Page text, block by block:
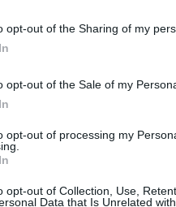
opt-out of the Sharing of my
opt-out of the Sale of my
opt-out of processing my
opt-out of Collection, Use,
Data that Is Unrelated
formas de
en la era digital
Irene González Orts 22/02/2024